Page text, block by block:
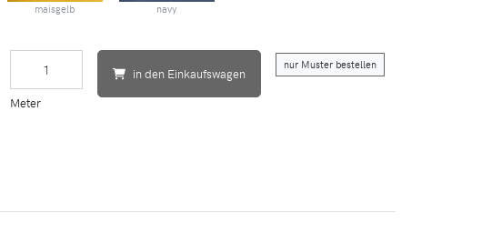
maisgelb navy
Meter
in den Einkaufswagen
nur Muster bestellen